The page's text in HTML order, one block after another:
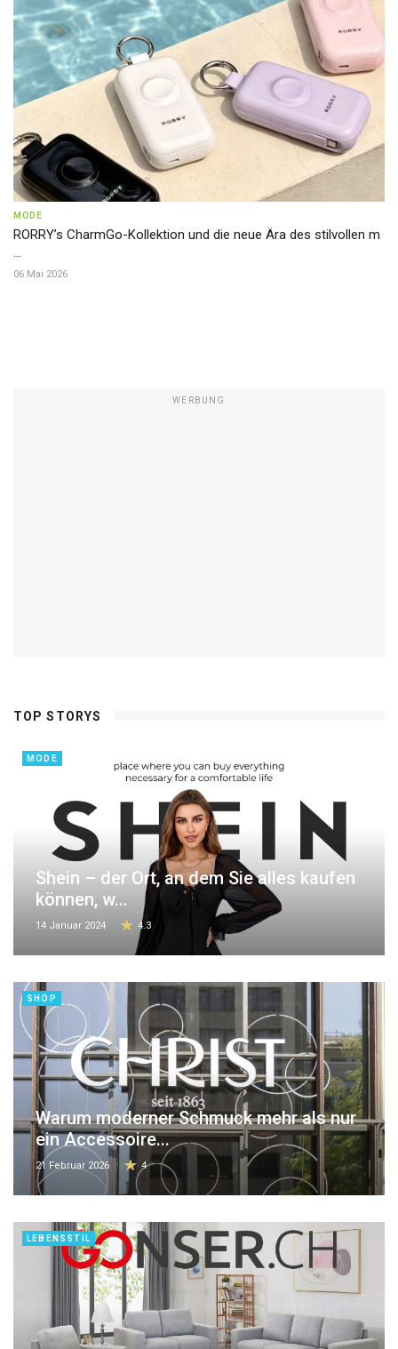
MODE
RORRY’s CharmGo-Kollektion und die neue Ära des stilvollen m
...
06 Mai 2026
WERBUNG
TOP STORYS
MODE
Shein – der Ort, an dem Sie alles kaufen
können, w...
14 Januar 2024 4.3
SHOP
Warum moderner Schmuck mehr als nur
ein Accessoire...
21 Februar 2026 4
LEBENSSTIL